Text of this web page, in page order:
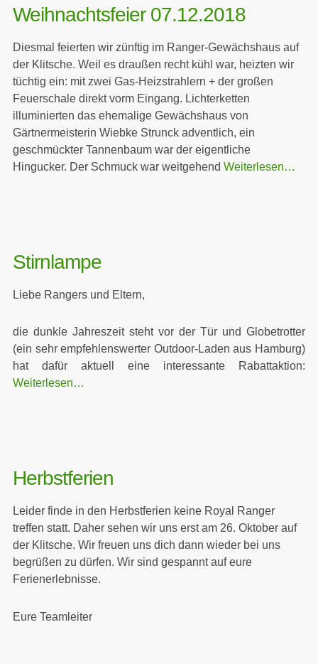
Weihnachtsfeier 07.12.2018
Diesmal feierten wir zünftig im Ranger-Gewächshaus auf
der Klitsche. Weil es draußen recht kühl war, heizten wir
tüchtig ein: mit zwei Gas-Heizstrahlern + der großen
Feuerschale direkt vorm Eingang. Lichterketten
illuminierten das ehemalige Gewächshaus von
Gärtnermeisterin Wiebke Strunck adventlich, ein
geschmückter Tannenbaum war der eigentliche
Hingucker. Der Schmuck war weitgehend Weiterlesen…
Stirnlampe
Liebe Rangers und Eltern,
die dunkle Jahreszeit steht vor der Tür und Globetrotter
(ein sehr empfehlenswerter Outdoor-Laden aus Hamburg)
hat dafür aktuell eine interessante Rabattaktion:
Weiterlesen…
Herbstferien
Leider finde in den Herbstferien keine Royal Ranger
treffen statt. Daher sehen wir uns erst am 26. Oktober auf
der Klitsche. Wir freuen uns dich dann wieder bei uns
begrüßen zu dürfen. Wir sind gespannt auf eure
Ferienerlebnisse.
Eure Teamleiter